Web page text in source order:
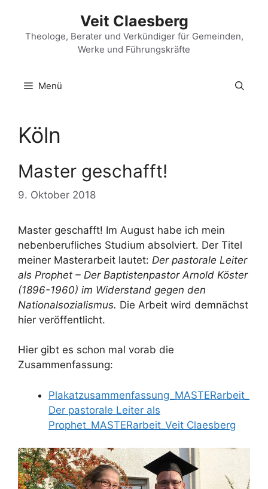
springen
Veit Claesberg
Theologe, Berater und Verkündiger für Gemeinden,
Werke und Führungskräfte
Menü
Köln
Master geschafft!
9. Oktober 2018
Master geschafft! Im August habe ich mein
nebenberufliches Studium absolviert. Der Titel
meiner Masterarbeit lautet: Der pastorale Leiter
als Prophet – Der Baptistenpastor Arnold Köster
(1896-1960) im Widerstand gegen den
Nationalsozialismus. Die Arbeit wird demnächst
hier veröffentlicht.
Hier gibt es schon mal vorab die
Zusammenfassung:
Plakatzusammenfassung_MASTERarbeit_
Der pastorale Leiter als
Prophet_MASTERarbeit_Veit Claesberg